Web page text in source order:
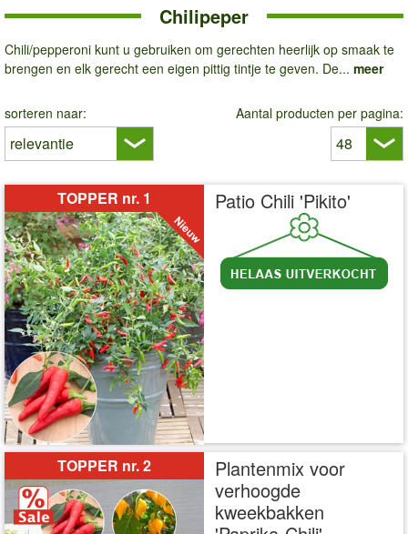
Chilipeper
Chili/pepperoni kunt u gebruiken om gerechten heerlijk op smaak te
brengen en elk gerecht een eigen pittig tintje te geven. De... meer
sorteren naar: Aantal producten per pagina:
TOPPER nr. 1 Patio Chili 'Pikito'
TOPPER nr. 2
Plantenmix voor
verhoogde
kweekbakken